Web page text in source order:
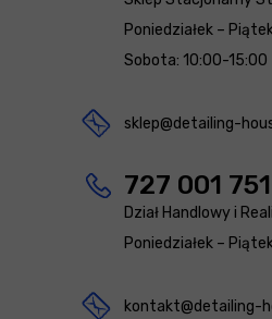
Poniedziałek –
Sobota: 10:00-15:00
sklep@detailing-
727 001 751
Dział Handlowy i
Poniedziałek –
kontakt@detailing-